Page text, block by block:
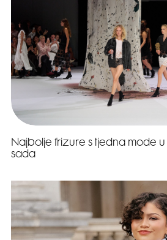
Najbolje frizure s tjedna mode
sada